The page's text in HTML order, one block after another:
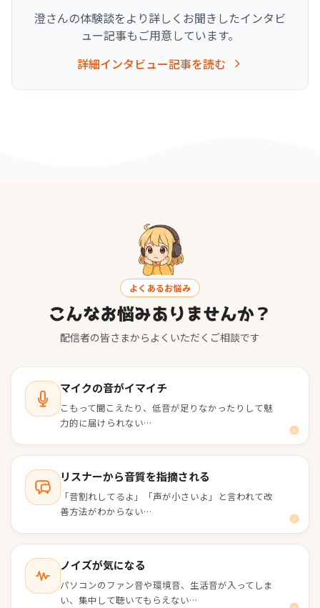
澄さんの体験談をより詳しくお聞きしたインタビ
ュー記事もご用意しています。
詳細インタビュー記事を読む
よくあるお悩み
こんなお悩みありませんか？
配信者の皆さまからよくいただくご相談です
マイクの音がイマイチ
こもって聞こえたり、低音が足りなかったりして魅
力的に届けられない…
リスナーから音質を指摘される
「音割れしてるよ」「声が小さいよ」と言われて改
善方法がわからない…
ノイズが気になる
パソコンのファン音や環境音、生活音が入ってしま
い、集中して聴いてもらえない…